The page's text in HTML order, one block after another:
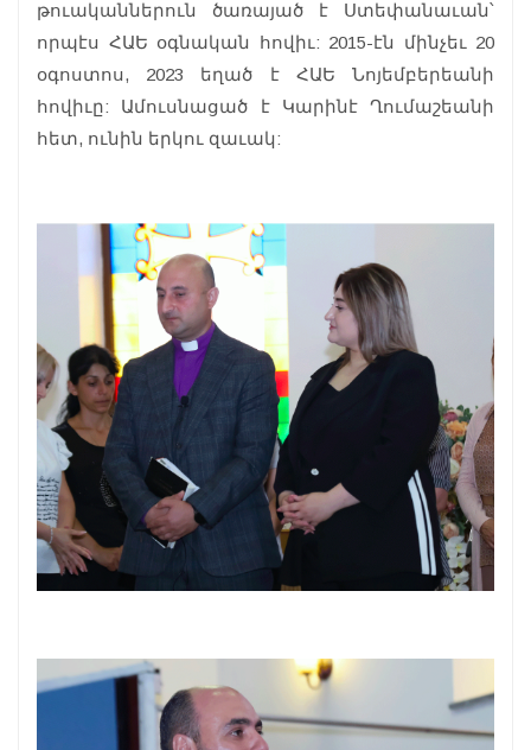
թուականներուն ծառայած է Ստեփանաւան՝
որպէս ՀԱԵ օգնական հովիւ: 2015-էն մինչեւ 20
օգոստոս, 2023 եղած է ՀԱԵ Նոյեմբերեանի
հովիւը: Ամուսնացած է Կարինէ Ղումաշեանի
հետ, ունին երկու զաւակ: